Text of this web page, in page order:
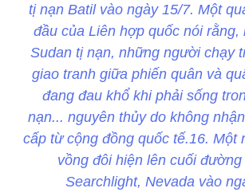
tị nạn Batil vào ngày 15/7. Một
đầu của Liên hợp quốc nói
Sudan tị nạn, những người chạy
giao tranh giữa phiến quân và
đang đau khổ khi phải sống
nạn... nguyên thủy do không
cấp từ cộng đồng quốc tế.16. Một
vồng đôi hiện lên cuối
Searchlight, Nevada vào